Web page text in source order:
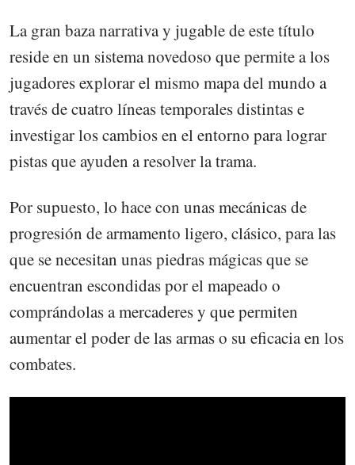
La gran baza narrativa y jugable de este título
reside en un sistema novedoso que permite a los
jugadores explorar el mismo mapa del mundo a
través de cuatro líneas temporales distintas e
investigar los cambios en el entorno para lograr
pistas que ayuden a resolver la trama.
Por supuesto, lo hace con unas mecánicas de
progresión de armamento ligero, clásico, para las
que se necesitan unas piedras mágicas que se
encuentran escondidas por el mapeado o
comprándolas a mercaderes y que permiten
aumentar el poder de las armas o su eficacia en los
combates.